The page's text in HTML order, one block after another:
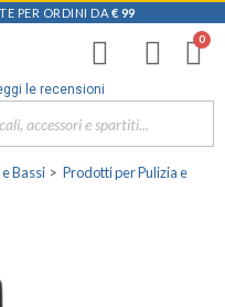
PER ORDINI DA € 99
le recensioni
Bassi
Prodotti per Pulizia e